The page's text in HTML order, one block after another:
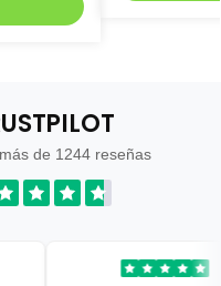
de 1244 reseñas